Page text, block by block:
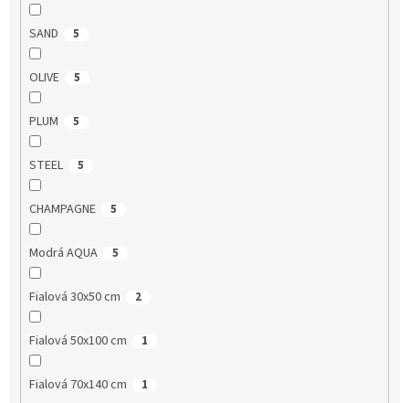
SAND 5
OLIVE 5
PLUM 5
STEEL 5
CHAMPAGNE 5
Modrá AQUA 5
Fialová 30x50 cm 2
Fialová 50x100 cm 1
Fialová 70x140 cm 1